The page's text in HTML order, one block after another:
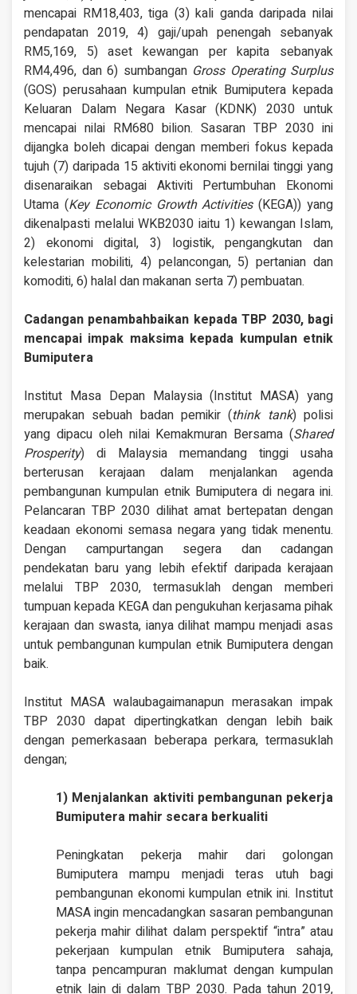
mencapai RM18,403, tiga (3) kali ganda daripada nilai
pendapatan 2019, 4) gaji/upah penengah sebanyak
RM5,169, 5) aset kewangan per kapita sebanyak
RM4,496, dan 6) sumbangan Gross Operating Surplus
(GOS) perusahaan kumpulan etnik Bumiputera kepada
Keluaran Dalam Negara Kasar (KDNK) 2030 untuk
mencapai nilai RM680 bilion. Sasaran TBP 2030 ini
dijangka boleh dicapai dengan memberi fokus kepada
tujuh (7) daripada 15 aktiviti ekonomi bernilai tinggi yang
disenaraikan sebagai Aktiviti Pertumbuhan Ekonomi
Utama (Key Economic Growth Activities(KEGA)) yang
dikenalpasti melalui WKB2030 iaitu 1) kewangan Islam,
2) ekonomi digital, 3) logistik, pengangkutan dan
kelestarian mobiliti, 4) pelancongan, 5) pertanian dan
komoditi, 6) halal dan makanan serta 7) pembuatan.
Cadangan penambahbaikan kepada TBP 2030, bagi
mencapai impak maksima kepada kumpulan etnik
Bumiputera
Institut Masa Depan Malaysia (Institut MASA) yang
merupakan sebuah badan pemikir (think tank) polisi
yang dipacu oleh nilai Kemakmuran Bersama (Shared
Prosperity) di Malaysia memandang tinggi usaha
berterusan kerajaan dalam menjalankan agenda
pembangunan kumpulan etnik Bumiputera di negara ini.
Pelancaran TBP 2030 dilihat amat bertepatan dengan
keadaan ekonomi semasa negara yang tidak menentu.
Dengan campurtangan segera dan cadangan
pendekatan baru yang lebih efektif daripada kerajaan
melalui TBP 2030, termasuklah dengan memberi
tumpuan kepada KEGA dan pengukuhan kerjasama pihak
kerajaan dan swasta, ianya dilihat mampu menjadi asas
untuk pembangunan kumpulan etnik Bumiputera dengan
baik.
Institut MASA walaubagaimanapun merasakan impak
TBP 2030 dapat dipertingkatkan dengan lebih baik
dengan pemerkasaan beberapa perkara, termasuklah
dengan;
1) Menjalankan aktiviti pembangunan pekerja
Bumiputera mahir secara berkualiti
Peningkatan pekerja mahir dari golongan
Bumiputera mampu menjadi teras utuh bagi
pembangunan ekonomi kumpulan etnik ini. Institut
MASA ingin mencadangkan sasaran pembangunan
pekerja mahir dilihat dalam perspektif “intra” atau
pekerjaan kumpulan etnik Bumiputera sahaja,
tanpa pencampuran maklumat dengan kumpulan
etnik lain di dalam TBP 2030. Pada tahun 2019,